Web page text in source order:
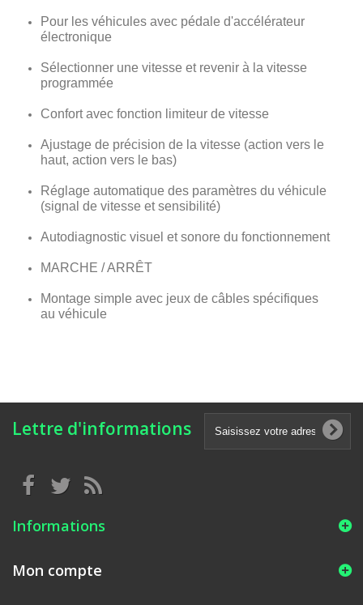
Pour les véhicules avec pédale d'accélérateur
électronique
Sélectionner une vitesse et revenir à la vitesse
programmée
Confort avec fonction limiteur de vitesse
Ajustage de précision de la vitesse (action vers le
haut, action vers le bas)
Réglage automatique des paramètres du véhicule
(signal de vitesse et sensibilité)
Autodiagnostic visuel et sonore du fonctionnement
MARCHE / ARRÊT
Montage simple avec jeux de câbles spécifiques
au véhicule
Lettre d'informations
Informations
Mon compte